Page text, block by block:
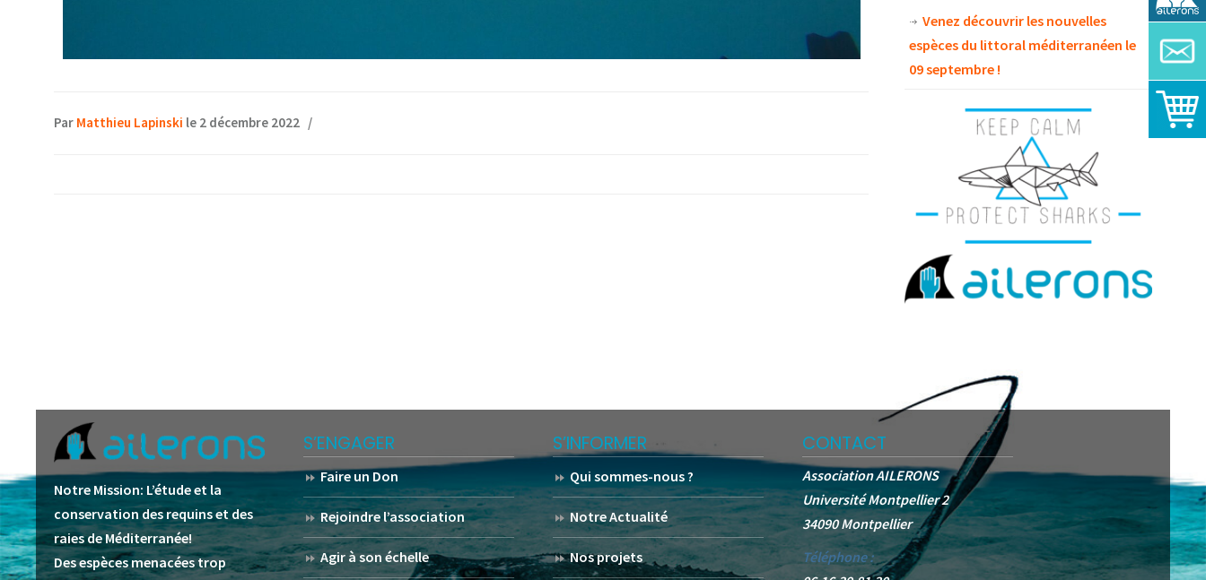
Par Matthieu Lapinski le 2 décembre 2022 /
Venez découvrir les nouvelles
espèces du littoral méditerranéen le
09 septembre !
Notre Mission: L’étude et la
conservation des requins et des
raies de Méditerranée!
Des espèces menacées trop
S’ENGAGER
Faire un Don
Rejoindre l’association
Agir à son échelle
S’INFORMER
Qui sommes-nous ?
Notre Actualité
Nos projets
CONTACT
Association AILERONS
Université Montpellier 2
34090 Montpellier
Téléphone :